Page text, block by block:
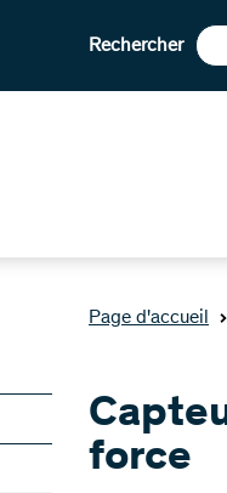
Rechercher
Page d'accueil
force